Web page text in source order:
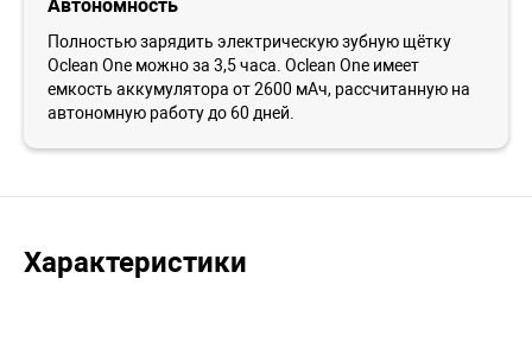
Автономность
Полностью зарядить электрическую зубную щётку
Oclean One можно за 3,5 часа. Oclean One имеет
емкость аккумулятора от 2600 мАч, рассчитанную на
автономную работу до 60 дней.
Характеристики